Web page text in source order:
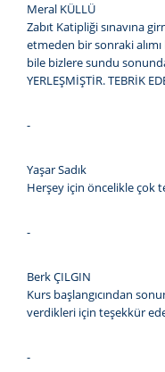
Meral KÜLLÜ
Zabıt Katipliği sınavına
etmeden bir sonraki
bile bizlere sundu
YERLEŞMİŞTİR. TEBRİK
-
Yaşar Sadık
Herşey için öncelikle çok
-
Berk ÇILGIN
Kurs başlangıcından
verdikleri için teşekkür
-